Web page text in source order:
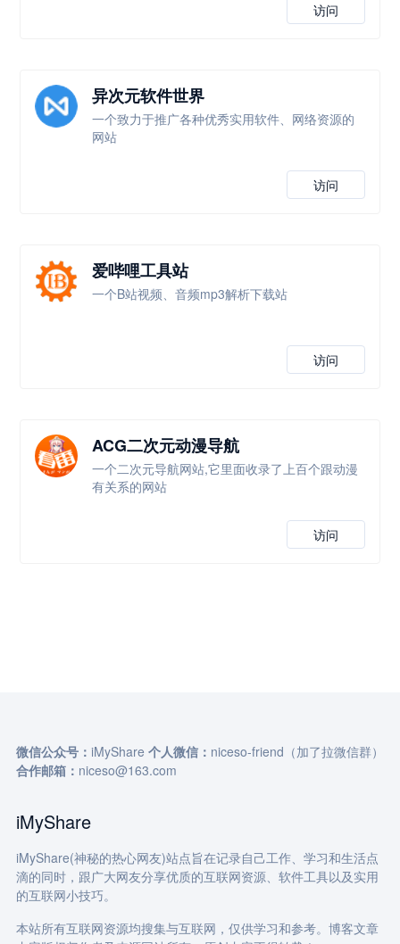
访问
异次元软件世界
一个致力于推广各种优秀实用软件、网络资源的
网站
访问
爱哔哩工具站
一个B站视频、音频mp3解析下载站
访问
ACG二次元动漫导航
一个二次元导航网站,它里面收录了上百个跟动漫
有关系的网站
访问
微信公众号： iMyShare 个人微信： niceso-friend（加了拉微信群）
合作邮箱： niceso@163.com
iMyShare
iMyShare(神秘的热心网友)站点旨在记录自己工作、学习和生活点
滴的同时，跟广大网友分享优质的互联网资源、软件工具以及实用
的互联网小技巧。
本站所有互联网资源均搜集与互联网，仅供学习和参考。博客文章